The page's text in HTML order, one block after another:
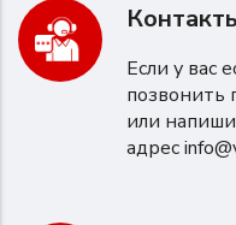
Если у вас
позвонить
или
адрес